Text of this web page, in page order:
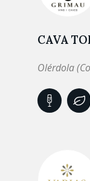
CAVA
Olérdola